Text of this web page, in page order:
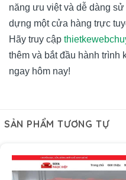
năng ưu việt và dễ dàng
dựng một cửa hàng trực
Hãy truy cập
thêm và bắt đầu hành trình
ngay hôm nay!
SẢN PHẨM TƯƠNG TỰ